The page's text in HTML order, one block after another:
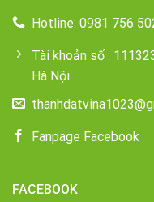
Hotline: 0981 756
Tài khoản số :
Hà Nội
Fanpage Facebook
FACEBOOK